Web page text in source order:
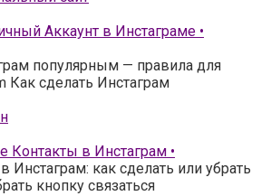
Аккаунт в Инстаграме •
популярным — правила для
Как сделать Инстаграм
Контакты в Инстаграм •
Инстаграм: как сделать или убрать
кнопку связаться